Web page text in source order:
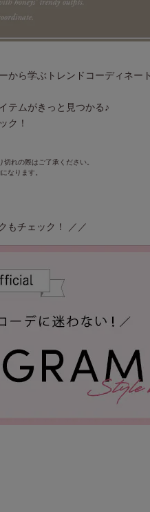
ら学ぶトレンドコーディネート
テムがきっと見つかる♪
ク！
れの際はご了承ください。
なります。
もチェック！ ／／